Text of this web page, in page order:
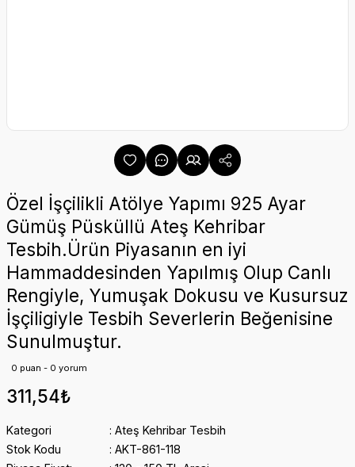
Özel İşçilikli Atölye Yapımı 925 Ayar
Gümüş Püsküllü Ateş Kehribar
Tesbih.Ürün Piyasanın en iyi
Hammaddesinden Yapılmış Olup Canlı
Rengiyle, Yumuşak Dokusu ve Kusursuz
İşçiligiyle Tesbih Severlerin Beğenisine
Sunulmuştur.
0 puan - 0 yorum
311,54₺
Kategori
Ateş Kehribar Tesbih
Stok Kodu
AKT-861-118